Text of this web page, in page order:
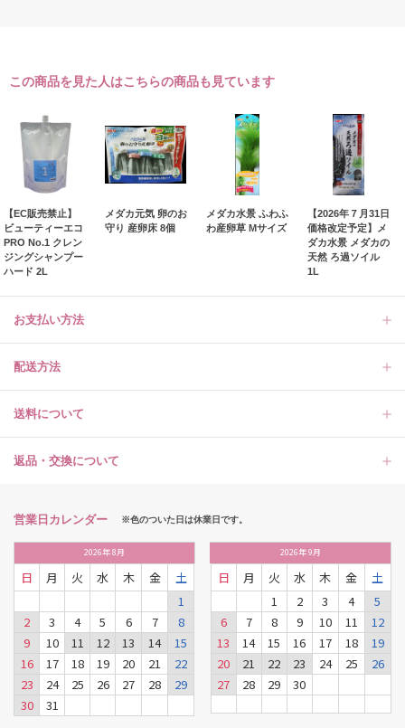
この商品を見た人はこちらの商品も見ています
【EC販売禁止】
ビューティーエコ
PRO No.1 クレン
ジングシャンプー
ハード 2L
メダカ元気 卵のお
守り 産卵床 8個
メダカ水景 ふわふ
わ産卵草 Mサイズ
【2026年７月31日
価格改定予定】メ
ダカ水景 メダカの
天然 ろ過ソイル
1L
お支払い方法
配送方法
送料について
返品・交換について
営業日カレンダー ※色のついた日は休業日です。
2026年8月
日 月 火 水 木 金
土
1
2
3 4 5 6 7
8
9
10 11 12 13 14
15
16
17 18 19 20 21
22
23
24 25 26 27 28
29
30
31
2026年9月
日 月 火 水 木 金
土
1
2 3 4
5
6
7 8 9 10 11
12
13
14 15 16 17 18
19
20
21 22 23 24 25
26
27
28 29 30